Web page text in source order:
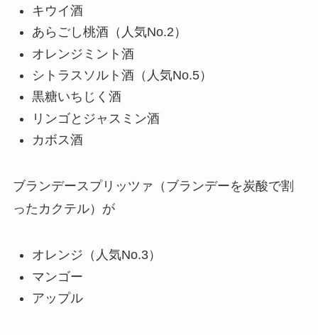
キウイ酒
あらごし桃酒（人気No.2）
オレンジミント酒
シトラスソルト酒（人気No.5）
黒糖いちじく酒
リンゴとジャスミン酒
カボス酒
ブランデースプリッツァ（ブランデーを炭酸で割
ったカクテル）が
オレンジ（人気No.3）
マンゴー
アップル